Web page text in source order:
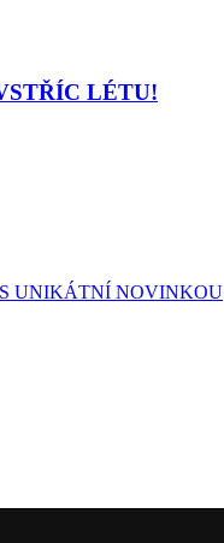
LÉTU!
UNIKÁTNÍ NOVINKOU